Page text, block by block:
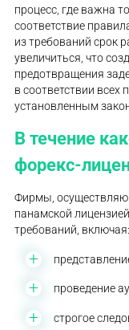
процесс, где важна
соответствие
из требований срок
увеличиться, что
предотвращения
в соответствии
установленным
В течение
форекс-
Фирмы,
панамской
требований, включая:
проведение
строгое